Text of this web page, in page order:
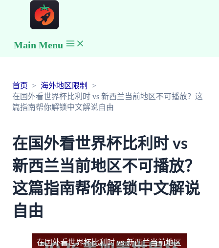
Main Menu
首页
海外地区限制
在国外看世界杯比利时 vs 新西兰当前地区不可播放？这
篇指南帮你解锁中文解说自由
在国外看世界杯比利时 vs
新西兰当前地区不可播放？
这篇指南帮你解锁中文解说
自由
在国外看世界杯比利时 vs 新西兰当前地区